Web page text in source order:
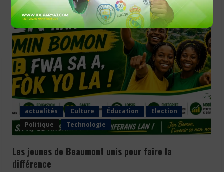
actualités Culture Éducation
Election
Politique
Technologie
Les jeunes de Beaumont unis pour faire la
différence